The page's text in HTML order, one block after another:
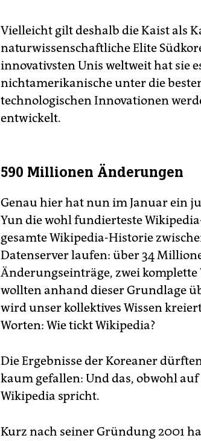
Vielleicht gilt deshalb die Kaist als
naturwissenschaftliche Elite
innovativsten Unis weltweit hat sie
nichtamerikanische unter die
technologischen Innovationen
entwickelt.
590 Millionen Änderungen
Genau hier hat nun im Januar ein
Yun die wohl fundierteste
gesamte Wikipedia-Historie
Datenserver laufen: über 34
Änderungseinträge, zwei komplette
wollten anhand dieser Grundlage
wird unser kollektives Wissen
Worten: Wie tickt Wikipedia?
Die Ergebnisse der Koreaner
kaum gefallen: Und das, obwohl
Wikipedia spricht.
Kurz nach seiner Gründung 2001